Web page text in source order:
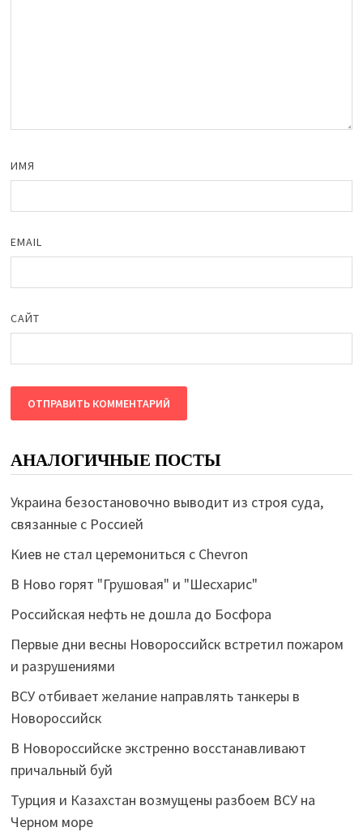
ИМЯ
EMAIL
САЙТ
АНАЛОГИЧНЫЕ ПОСТЫ
Украина безостановочно выводит из строя суда,
связанные с Россией
Киев не стал церемониться с Chevron
В Ново горят "Грушовая" и "Шесхарис"
Российская нефть не дошла до Босфора
Первые дни весны Новороссийск встретил пожаром
и разрушениями
ВСУ отбивает желание направлять танкеры в
Новороссийск
В Новороссийске экстренно восстанавливают
причальный буй
Турция и Казахстан возмущены разбоем ВСУ на
Черном море